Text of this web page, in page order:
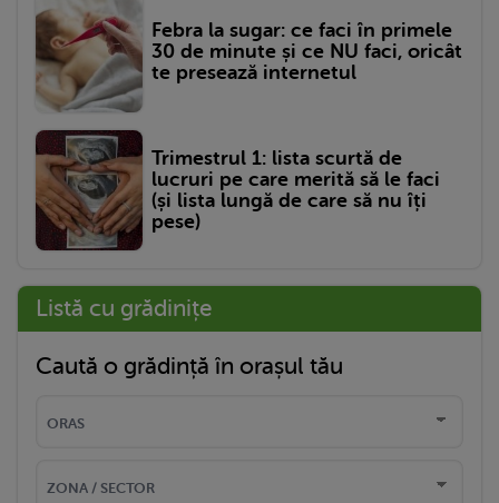
Febra la sugar: ce faci în primele
30 de minute și ce NU faci, oricât
te presează internetul
Trimestrul 1: lista scurtă de
lucruri pe care merită să le faci
(și lista lungă de care să nu îți
pese)
Listă cu grădinițe
Caută o grădință în orașul tău